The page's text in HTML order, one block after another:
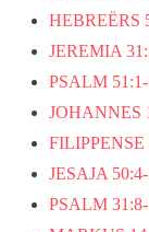
HEBREËRS
JEREMIA
PSALM 51:1-
JOHANNES
FILIPPENSE
JESAJA 50:4-
PSALM